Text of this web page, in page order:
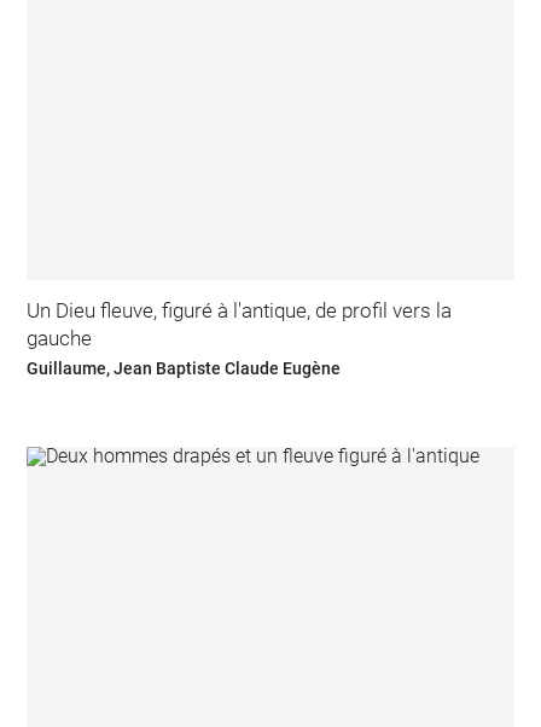
Un Dieu fleuve, figuré à l'antique, de profil vers la
gauche
Guillaume, Jean Baptiste Claude Eugène